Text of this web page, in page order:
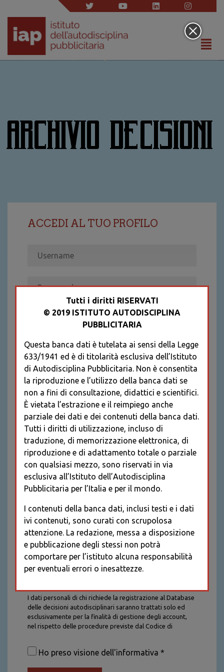
ARCHIVIO DECISIONI
ACCEDI AL TUO PROFILO
Recupera password
REGISTRATI
* I CAMPI CONTRASSEGNATI SONO
OBBLIGATORI
I dati personali di chi richiede la registrazione al Database
delle decisioni autodisciplinari saranno trattati solo ed
esclusivamente per la finalità di gestione degli account,
nel rispetto delle procedure previste dal Codice di
saranno trattati con tutte le cautele richieste dalla legge e
saranno conservati per la durata stabilita caso per caso
Ho preso visione dell'informativa *
Tutti i diritti RISERVATI
© 2019 ISTITUTO AUTODISCIPLINA
PUBBLICITARIA
Questa banca dati è tutelata ai sensi della Legge
633/1941 ed è di titolarità esclusiva dell’Istituto
di Autodisciplina Pubblicitaria. Non è consentita
la riproduzione e l’utilizzo della banca dati se
non a fini di consultazione, didattici e scientifici.
È vietata l’estrazione e il reimpiego anche
parziale dei dati e dei contenuti della banca dati.
Tutti i diritti di utilizzazione, incluso di
traduzione, di memorizzazione elettronica, di
riproduzione e di adattamento totale o parziale
con qualsiasi mezzo, sono riservati in via
esclusiva all’Istituto dell’Autodisciplina
Pubblicitaria per l’Italia e per il mondo.
I contenuti della banca dati, inclusi testi e i dati
ivi contenuti, sono curati con scrupolosa
attenzione. La redazione, messa a disposizione
e pubblicazione degli stessi non potrà
comportare per l’istituto alcuna responsabilità
per eventuali errori o inesattezze.